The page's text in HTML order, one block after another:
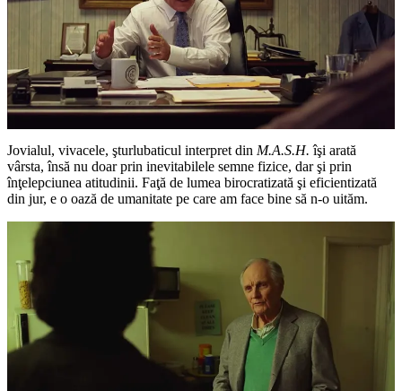
Jovialul, vivacele, şturlubaticul interpret din M.A.S.H. îşi arată
vârsta, însă nu doar prin inevitabilele semne fizice, dar şi prin
înţelepciunea atitudinii. Faţă de lumea birocratizată şi eficientizată
din jur, e o oază de umanitate pe care am face bine să n-o uităm.